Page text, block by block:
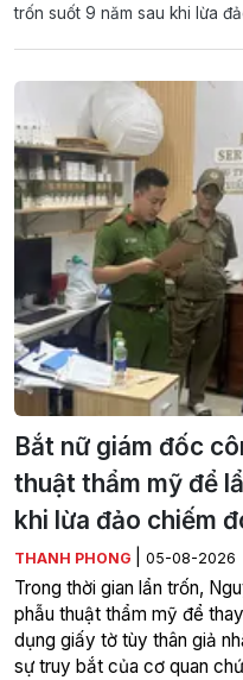
trốn suốt 9 năm sau khi lừa
Bắt nữ giám đốc
thuật thẩm mỹ để
khi lừa đảo chiếm
THANH PHONG 05-08-2026
Trong thời gian lẩn trốn,
phẫu thuật thẩm mỹ để
dụng giấy tờ tùy thân giả
sự truy bắt của cơ quan